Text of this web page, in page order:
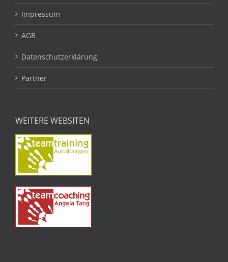
Impressum
AGB
Datenschutzerklärung
Partner
WEITERE WEBSITEN